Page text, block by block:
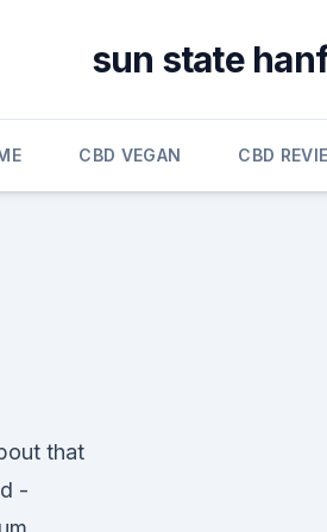
sun state
CBD VEGAN CBD
that
-